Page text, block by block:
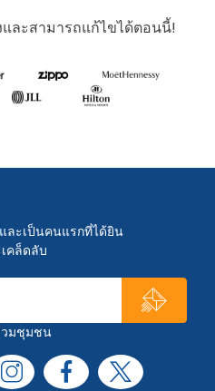
และสามารถแก้ไขได้ตอนนี้!
ละเป็นคนแรกที่ได้ยิน
คล็ดลับ
วมชุมชน